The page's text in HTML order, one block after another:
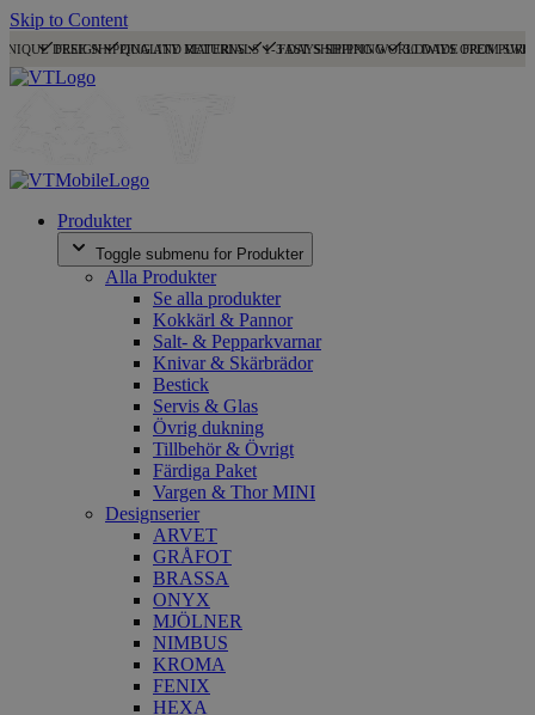
Skip to Content
DESIGN QUALITY MATERIALS FAST SHIPPING WORLDWIDE FROM
FREE SHIPPING AND RETURNS 1-3 DAYS SHIPPING 30 DAYS OPEN
Produkter
Toggle submenu for Produkter
Alla Produkter
Se alla produkter
Kokkärl & Pannor
Salt- & Pepparkvarnar
Knivar & Skärbrädor
Bestick
Servis & Glas
Övrig dukning
Tillbehör & Övrigt
Färdiga Paket
Vargen & Thor MINI
Designserier
ARVET
GRÅFOT
BRASSA
ONYX
MJÖLNER
NIMBUS
KROMA
FENIX
HEXA